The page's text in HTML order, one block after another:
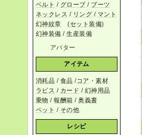
ベルト / グローブ / ブーツ
ネックレス / リング / マント
幻神紋章 (セット装備)
幻神装備 /生産装備
アバター
アイテム
消耗品 / 食品 /コア ・素材
ラピス / カード / 幻神用品
乗物 /報酬箱 /奥義書
ペット / その他
レシピ